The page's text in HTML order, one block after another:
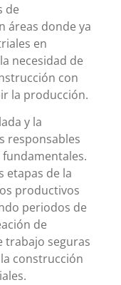
de
áreas donde ya
en
necesidad de
con
la producción.
y la
responsables
etapas de la
productivos
periodos de
de
trabajo seguras
construcción